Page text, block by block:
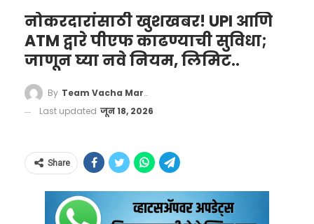
Maharashtra adjudged India's
cleanest state, followed by
Madhya Pradesh, Chhattisgarh:
survey.
pic.twitter.com/R1rhRrEO1r
— Press Trust of India
(@PTI_News)
नोकरदारांसाठी खुशखबर! UPI आणि
ATM द्वारे पीएफ काढण्याची सुविधा;
जाणून घ्या नवे नियम, लिमिट..
By Team Vacha Marathi
Last updated जून 18, 2026
Share